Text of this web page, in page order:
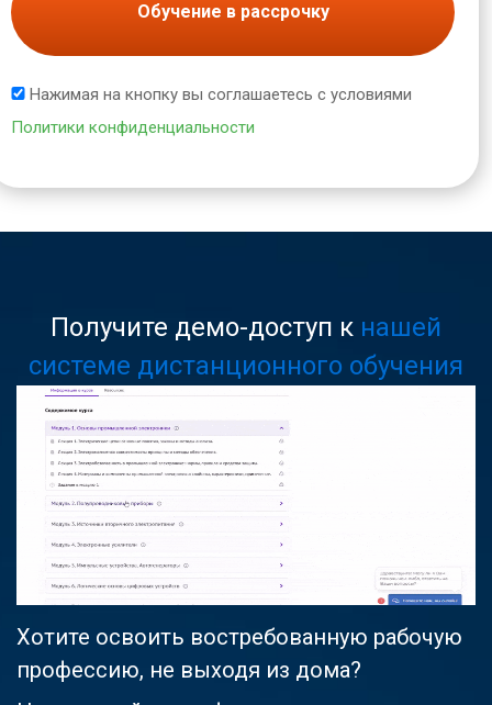
Обучение в рассрочку
Нажимая на кнопку вы соглашаетесь с условиями
Политики конфиденциальности
Получите демо-доступ к нашей
системе дистанционного обучения
Хотите освоить востребованную рабочую
профессию, не выходя из дома?